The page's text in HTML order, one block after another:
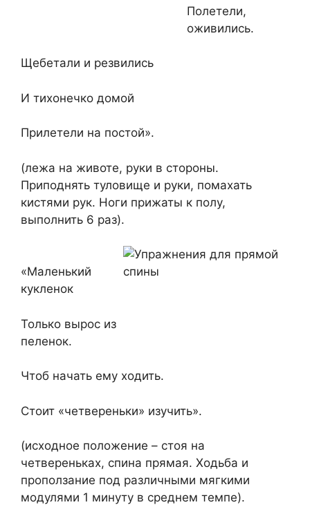
Полетели,
оживились.
Щебетали и резвились
И тихонечко домой
Прилетели на постой».
(лежа на животе, руки в стороны.
Приподнять туловище и руки, помахать
кистями рук. Ноги прижаты к полу,
выполнить 6 раз).
«Маленький
кукленок
Только вырос из
пеленок.
Чтоб начать ему ходить.
Стоит «четвереньки» изучить».
(исходное положение – стоя на
четвереньках, спина прямая. Ходьба и
проползание под различными мягкими
модулями 1 минуту в среднем темпе).